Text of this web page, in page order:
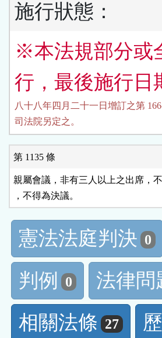
施行狀態：
※本法規部分或
行，最後施行日
八十八年四月二十一日增訂之第
司法院另定之。
第 1135 條
親屬會議，非有三人以上之出席，
，不得為決議。
憲法法庭判決 0
判例
0 法律問
相關法條 27